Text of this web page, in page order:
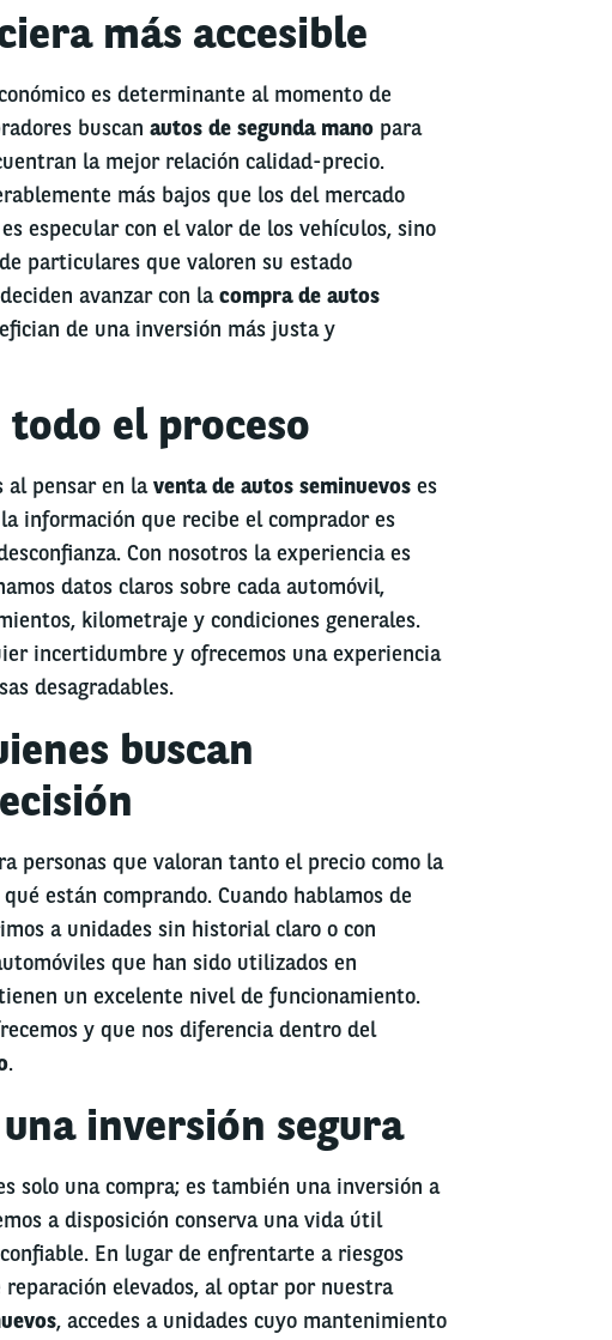
más accesible
es determinante al momento de
buscan autos de segunda manopara
la mejor relación calidad-precio.
más bajos que los del mercado
especular con el valor de los vehículos, sino
particulares que valoren su estado
avanzar con lacompra de autos
de una inversión más justa y
el proceso
al pensar en laventa de autos seminuevoses
información que recibe el comprador es
Con nosotros la experiencia es
datos claros sobre cada automóvil,
kilometraje y condiciones generales.
incertidumbre y ofrecemos una experiencia
desagradables.
buscan
personas que valoran tanto el precio como la
están comprando. Cuando hablamos de
a unidades sin historial claro o con
que han sido utilizados en
un excelente nivel de funcionamiento.
y que nos diferencia dentro del
.
inversión segura
solo una compra; es también una inversión a
a disposición conserva una vida útil
En lugar de enfrentarte a riesgos
elevados, al optar por nuestra
, accedes a unidades cuyo mantenimiento